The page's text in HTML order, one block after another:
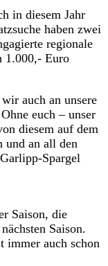
in diesem Jahr
haben zwei
regionale
1.000,- Euro
auch an unsere
euch – unser
diesem auf dem
und an all den
Spargel
Saison, die
Saison.
immer auch schon